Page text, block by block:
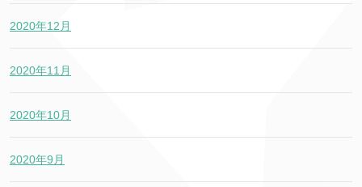
2020年12月
2020年11月
2020年10月
2020年9月